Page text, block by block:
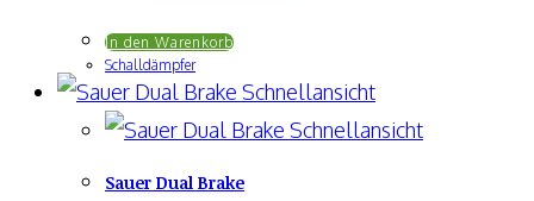
In den Warenkorb
Schalldämpfer
Schnellansicht
Schnellansicht
Sauer Dual Brake